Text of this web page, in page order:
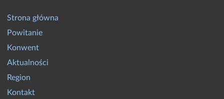
Strona główna
Powitanie
Konwent
Aktualności
Region
Kontakt